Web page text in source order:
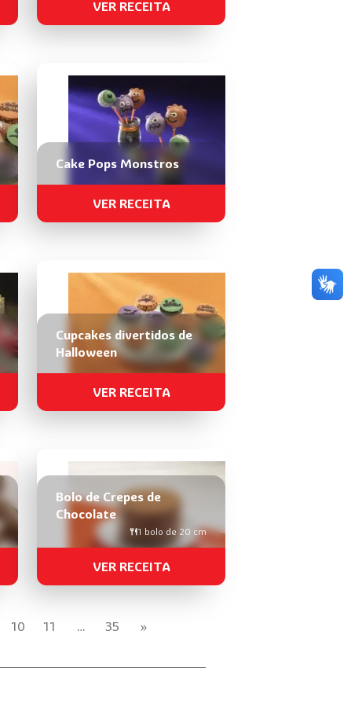
VER RECEITA
Cake Pops Monstros
VER RECEITA
Cupcakes divertidos de
Halloween
VER RECEITA
Bolo de Crepes de
Chocolate
1 bolo de 20 cm
VER RECEITA
10 11 … 35 »